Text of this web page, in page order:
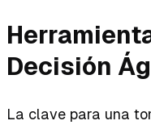
Decisión
La clave para una